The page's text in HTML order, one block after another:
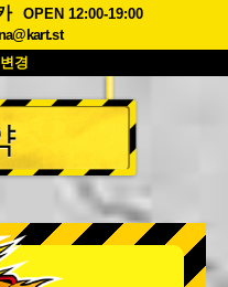
OPEN 12:00-19:00
경
가격
예약